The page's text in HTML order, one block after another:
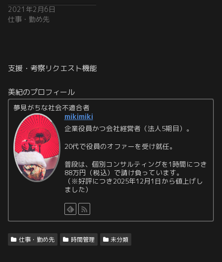
2021年2月6日
仕事・勤め先
支援・考察リクエスト機能
美紀のプロフィール
夢見がちな社会不適合者
mikimiki
企業役員かつ会社経営者（法人5期目）。
20代で役員のオファーを受け就任。
普段は、個別コンサルティングを1時間につき
88万円（税込）で請け負っています。
（※好評につき2025年12月1日から値上げし
ました）
仕事・勤め先 時間管理 未分類